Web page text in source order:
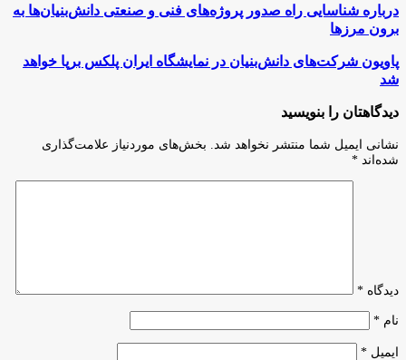
درباره
شناسایی
راه
صدور
پروژه‌های
فنی
صنعتی
به
برون
درباره شناسایی راه صدور پروژه‌های فنی و صنعتی دانش‌بنیان‌ها به
برون مرزها
پاویون
شرکت‌های
دانش‌بنیان
نمایشگاه
ایران
پلکس
برپا
پاویون شرکت‌های دانش‌بنیان در نمایشگاه ایران پلکس برپا خواهد
شد
دیدگاهتان را بنویسید
نشانی ایمیل شما منتشر نخواهد شد.
بخش‌های موردنیاز علامت‌گذاری
شده‌اند *
دیدگاه *
نام *
ایمیل *